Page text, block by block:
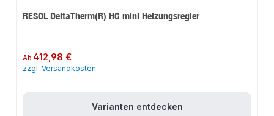
RESOL DeltaTherm(R) HC mini Heizungsregler
Regulärer Preis:
Ab 412,98 €
zzgl. Versandkosten
Varianten entdecken